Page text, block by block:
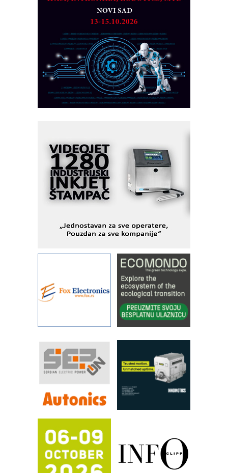
CTO - Prilagodite svoju toplinsku
Razvoj asortimanskog pravca MINI-
PLC AKYTEC
AUKOM: Svetski standard metrologije
dostupan u Srbiji
MOTOMAN – NEXT-Robotika vođena
veštačkom inteligencijom
I.SAFE MOBILE revolucioniše
Fleksibilno stezanje i brzo
podešavanje u proizvodnji prototipova
KIP KOP – napredna rešenja za
savremene industrijske i logističke
objekte
Alba d.o.o. – 35 godina preciznosti u
IBeRTIM - oprema za ispitivanje
STAUFF – Komponente koje
povećavaju pouzdanost hidrauličkih
YAMADA pumpe – japanska
pouzdanost u transferu fluida
Filtration Group Industrial – Napredna
rešenja za filtraciju u hidrauličkim i
RILINEX kompanije Rittal
FANUC: Najbolje za vašu pametnu
automatizaciju
Efikasno upravljanje energijom
Automatizacija pakovanja · Display
Potpuna efikasnost bez složenih
sistema
Trajna oznaka kao dugoročna korist
Bezbednost na prvom mestu!